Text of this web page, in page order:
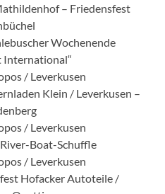
– Friedensfest
Wochenende
International“
/ Leverkusen
Klein / Leverkusen –
/ Leverkusen
Boat-Schuffle
/ Leverkusen
Hofacker Autoteile /